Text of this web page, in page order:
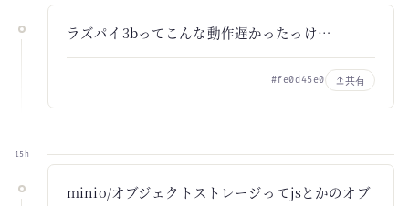
ラズパイ3bってこんな動作遅かったっけ…
#fe0d45e0 共有
15h
minio/オブジェクトストレージってjsとかのオブ